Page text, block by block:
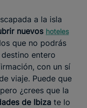
a la isla
nuevos hoteles
que no podrás
entero
con un sí
viaje. Puede que
¿crees que la
de Ibiza te lo